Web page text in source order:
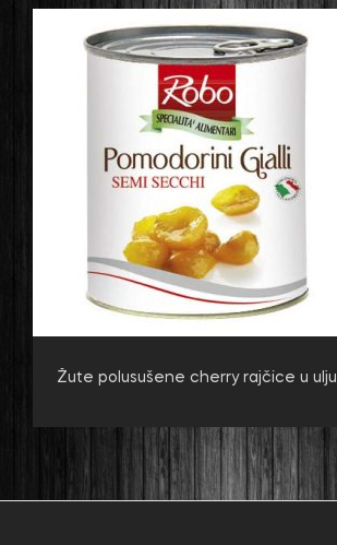
Žute polusušene cherry rajčice u ulju